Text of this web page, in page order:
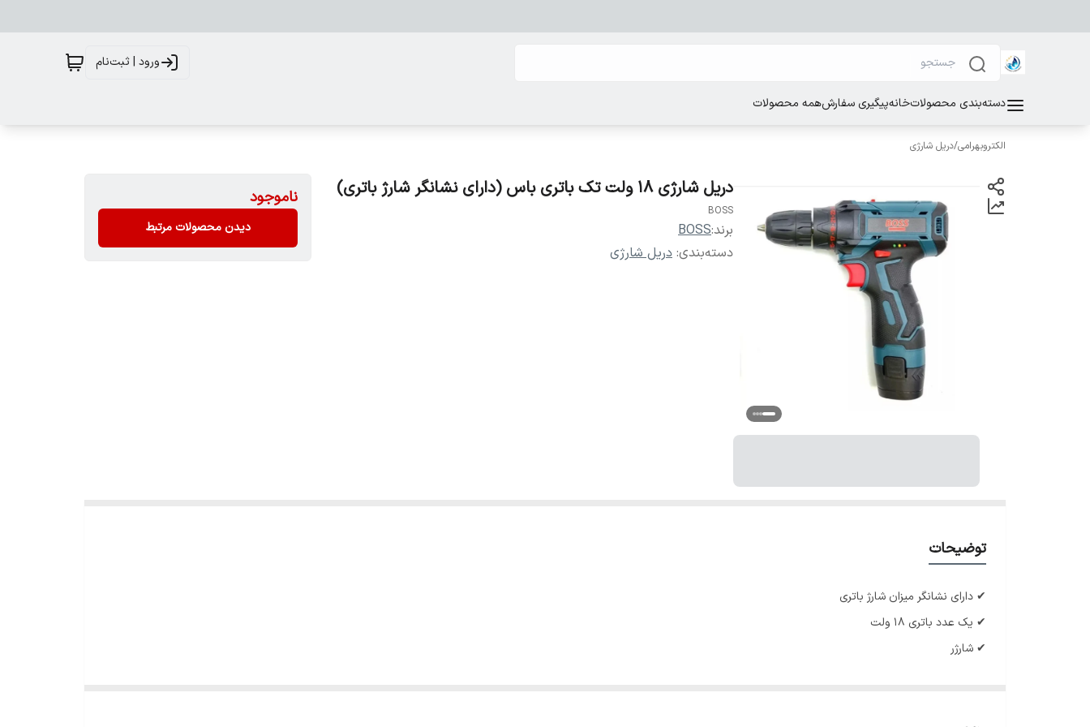
ورود | ثبت‌نام
دسته‌بندی محصولاتخانهپیگیری سفارشهمه محصولات
الکتروبهرامی/دریل شارژی
دریل شارژی 18 ولت تک باتری باس (دارای نشانگر شارژ باتری)
BOSS
برند:BOSS
دسته‌بندی: دریل شارژی
ناموجود
دیدن محصولات مرتبط
توضیحات
✔ دارای نشانگر میزان شارژ باتری
✔ یک عدد باتری ۱۸ ولت
✔ شارژر